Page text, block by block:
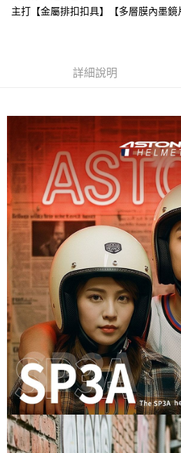
相關說明
消。如遇「轉專審核」未通過狀況，表示未
法說明評估內容。
1.分期款項不併入電信帳單，「大哥付你分
醒簡訊。
2.透過簡訊連結打開帳單後，可選擇「超商
帳／街口支付／iPASS MONEY」等通路繳
【注意事項】
1.本服務係由「台灣大哥大股份有限公司」
用戶於交易時，得透過本服務購買商品或
買賣價金債權讓與本公司後，依約使用本公
2.基於同意付款使用「大哥付你分期」之契
資料（包含姓名、電話或地址）提供予台灣
由本公司與您本人進行分期帳單所需資料之
3.完整用戶服務條款，請詳閱以下連結：
【關於「AFTEE先享後付」】
２．便利：只要手機號碼，簡訊認證，即可
３．安心：先確認商品／服務後，再付款。
【「AFTEE先享後付」結帳流程】
１．於結帳方式選擇「AFTEE先享後付」後
結帳頁面，進行簡訊認證並確認金額後，即
２．訂單成立數日內，您將收到繳費通知簡
３．收到繳費通知簡訊後14天內，點擊此簡
ATM／網路銀行／等多元方式進行付款，方
※ 請注意：結帳手續完成當下不需立刻繳費
購買商品的店家。未經商家同意取消之訂
後付繳納相關費用。
※ 交易是否成功請以「AFTEE先享後付 」
是否繳費成功／繳費後需取消欲退款等相關
客戶支援中心」
https://
【注意事項】
１．透過由恩沛科技股份有限公司提供之「
易，需依本服務之必要範圍內提供個人資料
權轉讓予恩沛科技股份有限公司。
２．關於個人資料處理事宜，請瀏覽以下網
https://aftee.tw/terms/#terms3
３．未成年的使用者請事先徵得法定代理人
「AFTEE先享後付」，若未經同意申辦者引
任。
４．使用「AFTEE先享後付」時，將依據
時審查核予不同之上限額度；若仍有額度不
運送方式
每筆NT$80，滿NT$1,999(含以上)免
付款後全家取貨
每筆NT$80，滿NT$1,999(含以上)免運
7-11取貨付款
每筆NT$80，滿NT$1,999(含以上)免
付款後7-11取貨
每筆NT$80，滿NT$1,999(含以上)免
每筆NT$80，滿NT$1,999(含以上)免
主打【金屬排扣扣具】【多層膜內墨鏡
詳細說明